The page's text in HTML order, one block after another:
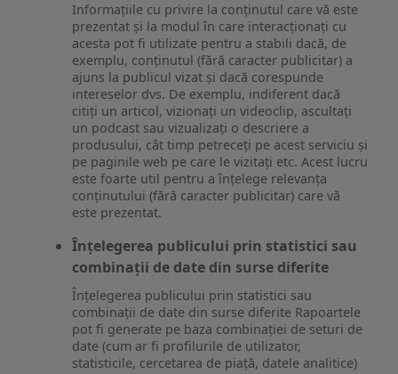
Informațiile cu privire la conținutul care vă este
prezentat și la modul în care interacționați cu
acesta pot fi utilizate pentru a stabili dacă, de
exemplu, conținutul (fără caracter publicitar) a
ajuns la publicul vizat și dacă corespunde
intereselor dvs. De exemplu, indiferent dacă
citiți un articol, vizionați un videoclip, ascultați
un podcast sau vizualizați o descriere a
produsului, cât timp petreceți pe acest serviciu și
pe paginile web pe care le vizitați etc. Acest lucru
este foarte util pentru a înțelege relevanța
conținutului (fără caracter publicitar) care vă
este prezentat.
Înțelegerea publicului prin statistici sau
combinații de date din surse diferite
Înțelegerea publicului prin statistici sau
combinații de date din surse diferite Rapoartele
pot fi generate pe baza combinației de seturi de
date (cum ar fi profilurile de utilizator,
statisticile, cercetarea de piață, datele analitice)